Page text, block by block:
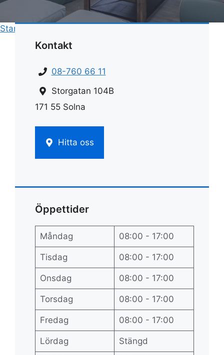
Start
Kontakt
08-760 66 11
Storgatan 104B
171 55 Solna
Hitta oss
Öppettider
Måndag 08:00 - 17:00
Tisdag 08:00 - 17:00
Onsdag 08:00 - 17:00
Torsdag 08:00 - 17:00
Fredag 08:00 - 17:00
Lördag Stängd